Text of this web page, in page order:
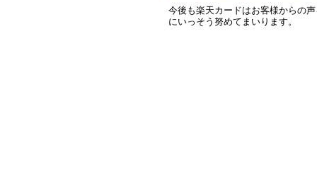
今後も楽天カードはお客様からの
にいっそう努めてまいります。